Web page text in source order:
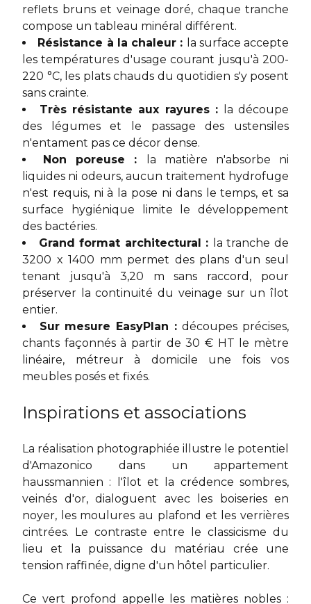
reflets bruns et veinage doré, chaque tranche
compose un tableau minéral différent.
Résistance à la chaleur : la surface accepte
les températures d'usage courant jusqu'à 200-
220 °C, les plats chauds du quotidien s'y posent
sans crainte.
Très résistante aux rayures :
la découpe
des légumes et le passage des ustensiles
n'entament pas ce décor dense.
Non poreuse :
la matière n'absorbe ni
liquides ni odeurs, aucun traitement hydrofuge
n'est requis, ni à la pose ni dans le temps, et sa
surface hygiénique limite le développement
des bactéries.
Grand format architectural :
la tranche de
3200 x 1400 mm permet des plans d'un seul
tenant jusqu'à 3,20 m sans raccord, pour
préserver la continuité du veinage sur un îlot
entier.
Sur mesure EasyPlan :découpes précises,
chants façonnés à partir de 30 € HT le mètre
linéaire, métreur à domicile une fois vos
meubles posés et fixés.
Inspirations et associations
La réalisation photographiée illustre le potentiel
d'Amazonico dans un appartement
haussmannien : l'îlot et la crédence sombres,
veinés d'or, dialoguent avec les boiseries en
noyer, les moulures au plafond et les verrières
cintrées. Le contraste entre le classicisme du
lieu et la puissance du matériau crée une
tension raffinée, digne d'un hôtel particulier.
Ce vert profond appelle les matières nobles :